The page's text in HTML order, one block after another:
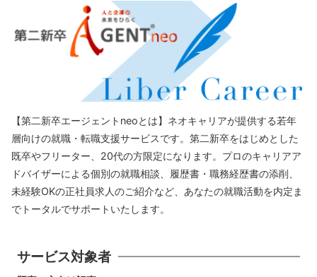
【第二新卒エージェントneoとは】ネオキャリアが提供する若年
層向けの就職・転職支援サービスです。第二新卒をはじめとした
既卒やフリーター、20代の方限定になります。プロのキャリアア
ドバイザーによる個別の就職相談、履歴書・職務経歴書の添削、
未経験OKの正社員求人のご紹介など、あなたの就職活動を内定ま
でトータルでサポートいたします。
サービス対象者